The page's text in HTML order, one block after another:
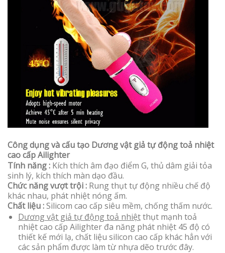
Công dụng và cấu tạo Dương vật giả tự động toả nhiệt
cao cấp Ailighter
Tính năng : Kích thích âm đạo điểm G, thủ dâm giải tỏa
sinh lý, kích thích màn dạo đầu.
Chức năng vượt trội : Rung thụt tự động nhiều chế độ
khác nhau, phát nhiệt nóng ấm.
Chất liệu :Silicom cao cấp siêu mềm, chống thấm nước.
Dương vật giả tự động toả nhiệtthụt mạnh toả
nhiệt cao cấp Ailighter đa năng phát nhiệt 45 độ có
thiết kế mới lạ, chất liệu silicon cao cấp khác hẳn với
các sản phẩm được làm từ nhựa dẽo trước đây.